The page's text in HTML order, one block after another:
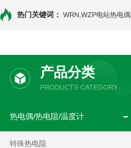
热门关键词： WRN,WZP电站热电偶
产品分类
PRODUCTS CATEGORY
热电偶/热电阻/温度计
特殊热电阻